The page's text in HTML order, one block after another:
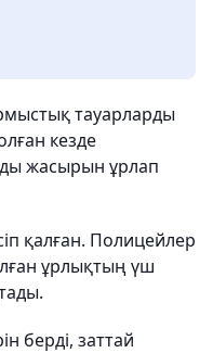
тауарларды
кезде
жасырын ұрлап
қалған. Полицейлер
ұрлықтың үш
берді, заттай